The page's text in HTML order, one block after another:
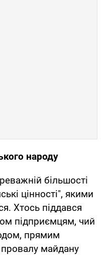
народу
більшості
цінності", якими
Хтось піддався
підприємцям, чий
прямим
провалу майдану